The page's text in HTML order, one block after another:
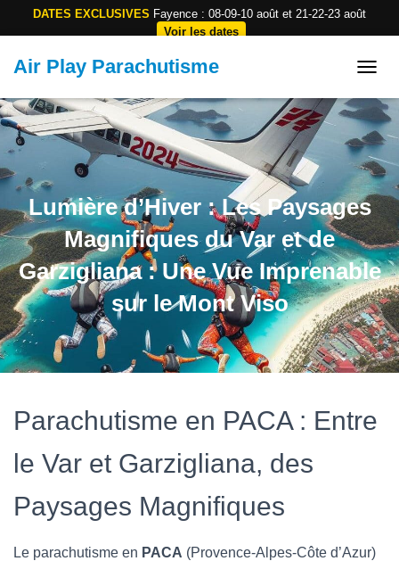
DATES EXCLUSIVES Fayence : 08-09-10 août et 21-22-23 août
Voir les dates
Air Play Parachutisme
Lumière d’Hiver : Les Paysages
Magnifiques du Var et de
Garzigliana : Une Vue Imprenable
sur le Mont Viso
Parachutisme en PACA : Entre
le Var et Garzigliana, des
Paysages Magnifiques
Le parachutisme en PACA (Provence-Alpes-Côte d’Azur)